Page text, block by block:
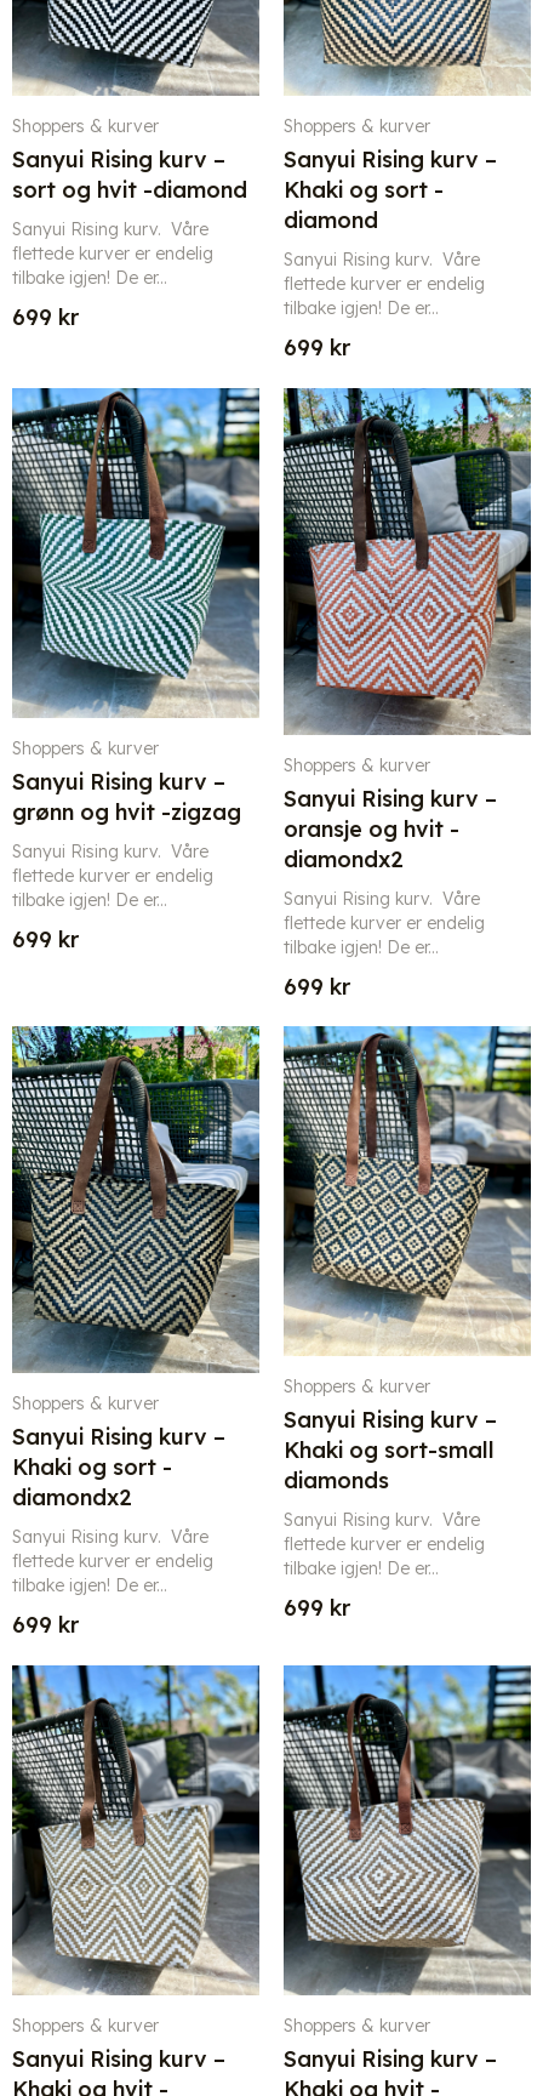
Shoppers & kurver
Sanyui Rising kurv –
sort og hvit -diamond
Sanyui Rising kurv. Våre
flettede kurver er endelig
tilbake igjen! De er...
699 kr
Shoppers & kurver
Sanyui Rising kurv –
Khaki og sort -
diamond
Sanyui Rising kurv. Våre
flettede kurver er endelig
tilbake igjen! De er...
699 kr
Shoppers & kurver
Sanyui Rising kurv –
grønn og hvit -zigzag
Sanyui Rising kurv. Våre
flettede kurver er endelig
tilbake igjen! De er...
699 kr
Shoppers & kurver
Sanyui Rising kurv –
oransje og hvit -
diamondx2
Sanyui Rising kurv. Våre
flettede kurver er endelig
tilbake igjen! De er...
699 kr
Shoppers & kurver
Sanyui Rising kurv –
Khaki og sort -
diamondx2
Sanyui Rising kurv. Våre
flettede kurver er endelig
tilbake igjen! De er...
699 kr
Shoppers & kurver
Sanyui Rising kurv –
Khaki og sort-small
diamonds
Sanyui Rising kurv. Våre
flettede kurver er endelig
tilbake igjen! De er...
699 kr
Shoppers & kurver
Sanyui Rising kurv –
Khaki og hvit -
Shoppers & kurver
Sanyui Rising kurv –
Khaki og hvit -